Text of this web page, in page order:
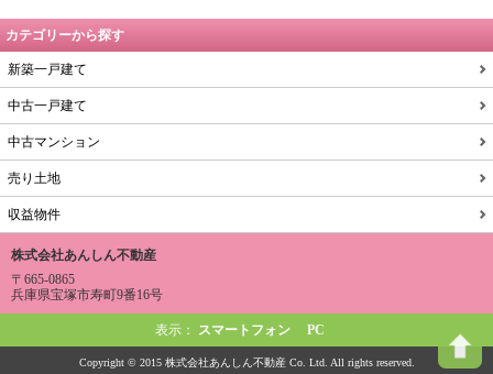
カテゴリーから探す
新築一戸建て
中古一戸建て
中古マンション
売り土地
収益物件
株式会社あんしん不動産
〒665-0865
兵庫県宝塚市寿町9番16号
表示： スマートフォン PC
Copyright © 2015 株式会社あんしん不動産 Co. Ltd. All rights reserved.